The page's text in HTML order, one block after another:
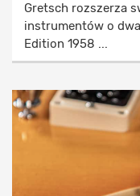
Gretsch rozszerza
instrumentów o
Edition 1958 ...